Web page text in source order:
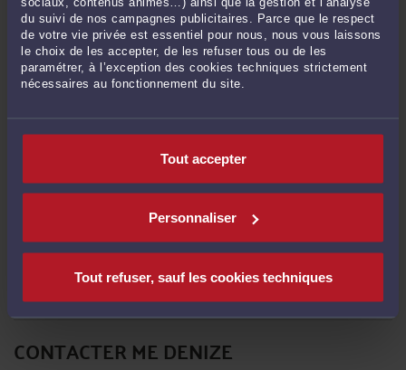
du suivi de nos campagnes publicitaires. Parce que le respect
de votre vie privée est essentiel pour nous, nous vous laissons
le choix de les accepter, de les refuser tous ou de les
paramétrer, à l’exception des cookies techniques strictement
nécessaires au fonctionnement du site.
Tout accepter
Personnaliser
Tout refuser, sauf les cookies techniques
- Conseil et assistance dans l'achat ou la vente du fonds de commerce ou du
droit au bail
- Contentieux du bail commercial (résiliation, loyer, renouvellement, impayés…)
- Rédaction du contrat de bail commercial
- Compromis et acte de cession
DROIT DES SOCIÉTÉS COMMERCIALES ET
PROFESSIONNELLES
- Rédaction des statuts
- Création de sociétés (SARL, SAS, SA,SCI, SCM …)
- Cession de parts sociales ou d'actions
- Tenue des registres et rédaction des PV d'assemblée générale (AG)
CONTACTER ME DENIZE